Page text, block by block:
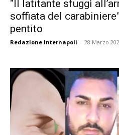
“Il latitante sfuggì
soffiata del
pentito
Redazione Internapoli - 28 Marzo